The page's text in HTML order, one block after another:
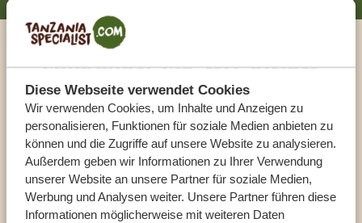
Diese Webseite verwendet Cookies
Wir verwenden Cookies, um Inhalte und Anzeigen zu
personalisieren, Funktionen für soziale Medien anbieten zu
können und die Zugriffe auf unsere Website zu analysieren.
Außerdem geben wir Informationen zu Ihrer Verwendung
unserer Website an unsere Partner für soziale Medien,
Werbung und Analysen weiter. Unsere Partner führen diese
Informationen möglicherweise mit weiteren Daten
Sprechen Sie mit einem
Reiseberater
UNSERE EXPERTEN HELFEN IHNEN GERN
DE: +494087407061